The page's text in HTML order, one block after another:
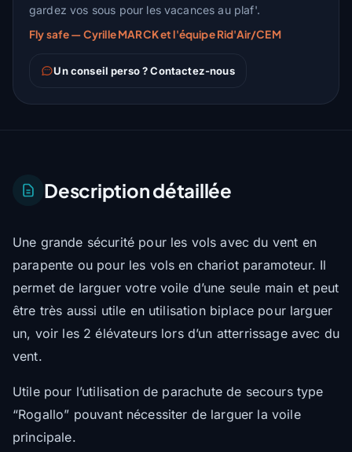
gardez vos sous pour les vacances au plaf'.
Fly safe — Cyrille MARCK et l'équipe Rid'Air/CEM
Un conseil perso ? Contactez-nous
Description détaillée
Une grande sécurité pour les vols avec du vent en
parapente ou pour les vols en chariot paramoteur. Il
permet de larguer votre voile d’une seule main et peut
être très aussi utile en utilisation biplace pour larguer
un, voir les 2 élévateurs lors d’un atterrissage avec du
vent.
Utile pour l’utilisation de parachute de secours type
“Rogallo” pouvant nécessiter de larguer la voile
principale.